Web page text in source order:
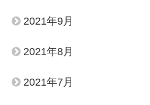
2021年9月
2021年8月
2021年7月